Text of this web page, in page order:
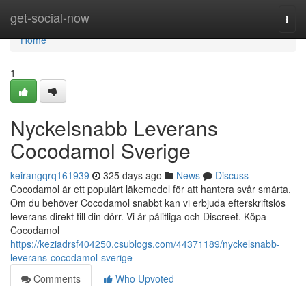
get-social-now
Home
Home
1
Nyckelsnabb Leverans
Cocodamol Sverige
keirangqrq161939 325 days ago News
Discuss
Cocodamol är ett populärt läkemedel för att hantera svår smärta.
Om du behöver Cocodamol snabbt kan vi erbjuda efterskriftslös
leverans direkt till din dörr. Vi är pålitliga och Discreet. Köpa
Cocodamol
https://keziadrsf404250.csublogs.com/44371189/nyckelsnabb-
leverans-cocodamol-sverige
Comments
Who Upvoted